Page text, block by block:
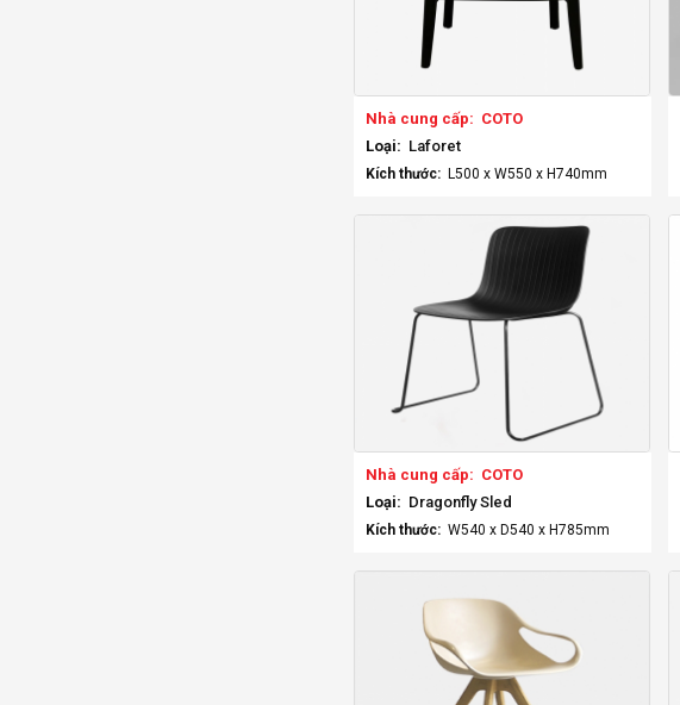
Nhà cung cấp: COTO
Loại: Laforet
Kích thước: L500 x W550 x H740mm
Nhà cung cấp: COTO
Loại: Dragonfly Sled
Kích thước: W540 x D540 x H785mm